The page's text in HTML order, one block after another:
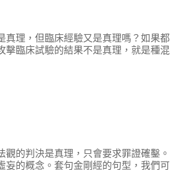
真理，但臨床經驗又是真理嗎？如果都
擊臨床試驗的結果不是真理，就是種混
觀的判決是真理，只會要求罪證確鑿。
妄的概念。套句金剛經的句型，我們可